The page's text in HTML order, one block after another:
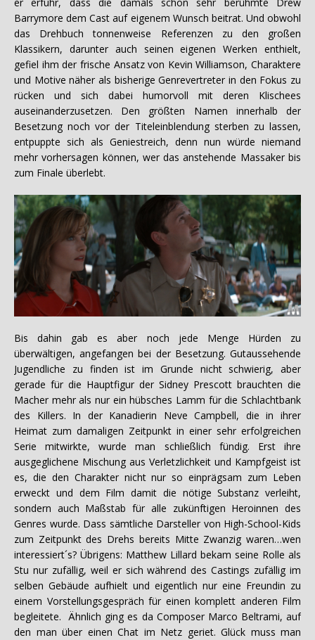
Barrymore dem Cast auf eigenem Wunsch beitrat. Und obwohl
das Drehbuch tonnenweise Referenzen zu den großen
Klassikern, darunter auch seinen eigenen Werken enthielt,
gefiel ihm der frische Ansatz von Kevin Williamson, Charaktere
und Motive näher als bisherige Genrevertreter in den Fokus zu
rücken und sich dabei humorvoll mit deren Klischees
auseinanderzusetzen. Den größten Namen innerhalb der
Besetzung noch vor der Titeleinblendung sterben zu lassen,
entpuppte sich als Geniestreich, denn nun würde niemand
mehr vorhersagen können, wer das anstehende Massaker bis
zum Finale überlebt.
Bis dahin gab es aber noch jede Menge Hürden zu
überwältigen, angefangen bei der Besetzung. Gutaussehende
Jugendliche zu finden ist im Grunde nicht schwierig, aber
gerade für die Hauptfigur der Sidney Prescott brauchten die
Macher mehr als nur ein hübsches Lamm für die Schlachtbank
des Killers. In der Kanadierin Neve Campbell, die in ihrer
Heimat zum damaligen Zeitpunkt in einer sehr erfolgreichen
Serie mitwirkte, wurde man schließlich fündig. Erst ihre
ausgeglichene Mischung aus Verletzlichkeit und Kampfgeist ist
es, die den Charakter nicht nur so einprägsam zum Leben
erweckt und dem Film damit die nötige Substanz verleiht,
sondern auch Maßstab für alle zukünftigen Heroinnen des
Genres wurde. Dass sämtliche Darsteller von High-School-Kids
zum Zeitpunkt des Drehs bereits Mitte Zwanzig waren…wen
interessiert´s? Übrigens: Matthew Lillard bekam seine Rolle als
Stu nur zufällig, weil er sich während des Castings zufällig im
selben Gebäude aufhielt und eigentlich nur eine Freundin zu
einem Vorstellungsgespräch für einen komplett anderen Film
begleitete. Ähnlich ging es da Composer Marco Beltrami, auf
den man über einen Chat im Netz geriet. Glück muss man